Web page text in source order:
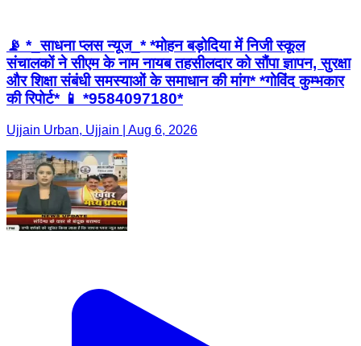
📡 *_साधना प्लस न्यूज_* *मोहन बड़ोदिया में निजी स्कूल
संचालकों ने सीएम के नाम नायब तहसीलदार को सौंपा ज्ञापन, सुरक्षा
और शिक्षा संबंधी समस्याओं के समाधान की मांग* *गोविंद कुम्भकार
की रिपोर्ट* 📱 *9584097180*
Ujjain Urban, Ujjain | Aug 6, 2026